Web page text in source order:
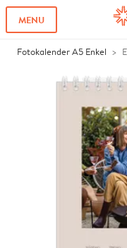
MENU
Fotokalender A5 Enkel